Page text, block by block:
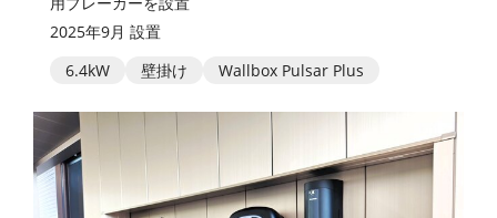
2025年9月 設置
6.4kW
壁掛け Wallbox Pulsar Plus